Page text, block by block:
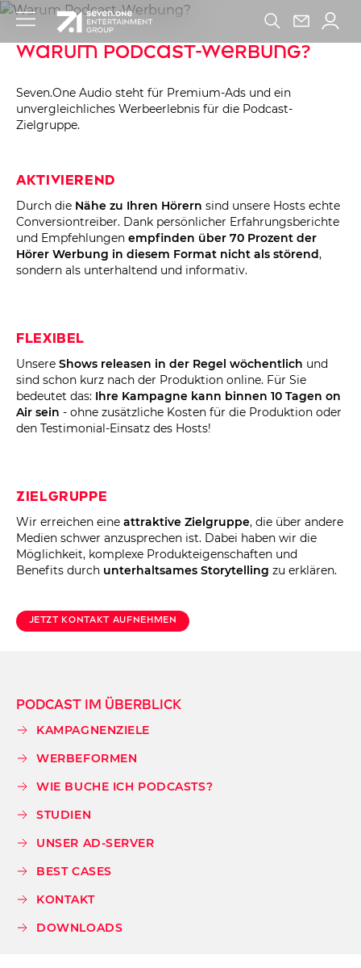
Warum Podcast-Werbung?
Seven.One Audio steht für Premium-Ads und ein
unvergleichliches Werbeerlebnis für die Podcast-
Zielgruppe.
Aktivierend
Durch die Nähe zu Ihren Hörern sind unsere Hosts echte
Conversiontreiber. Dank persönlicher Erfahrungsberichte
und Empfehlungen empfinden über 70 Prozent der
Hörer Werbung in diesem Format nicht als störend,
sondern als unterhaltend und informativ.
Flexibel
Unsere Shows releasen in der Regel wöchentlich und
sind schon kurz nach der Produktion online. Für Sie
bedeutet das: Ihre Kampagne kann binnen 10 Tagen on
Air sein - ohne zusätzliche Kosten für die Produktion oder
den Testimonial-Einsatz des Hosts!
Zielgruppe
Wir erreichen eine attraktive Zielgruppe, die über andere
Medien schwer anzusprechen ist. Dabei haben wir die
Möglichkeit, komplexe Produkteigenschaften und
Benefits durch unterhaltsames Storytelling zu erklären.
Jetzt Kontakt aufnehmen
Podcast im Überblick
KAMPAGNENZIELE
WERBEFORMEN
WIE BUCHE ICH PODCASTS?
STUDIEN
UNSER AD-SERVER
BEST CASES
KONTAKT
DOWNLOADS